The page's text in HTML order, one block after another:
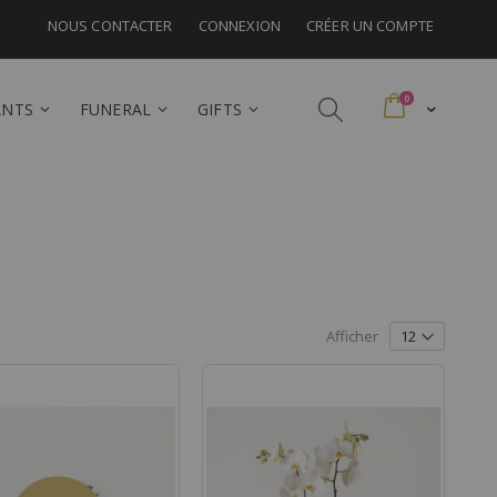
NOUS CONTACTER CONNEXION CRÉER UN COMPTE
0articles
FUNERAL GIFTS
Afficher